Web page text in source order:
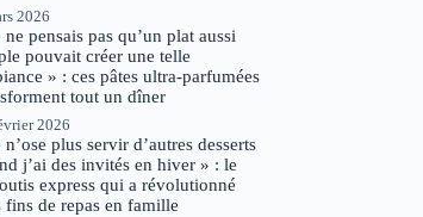
2026
ne pensais pas qu’un plat aussi
pouvait créer une telle
» : ces pâtes ultra-parfumées
tout un dîner
2026
n’ose plus servir d’autres desserts
j’ai des invités en hiver » : le
express qui a révolutionné
fins de repas en famille